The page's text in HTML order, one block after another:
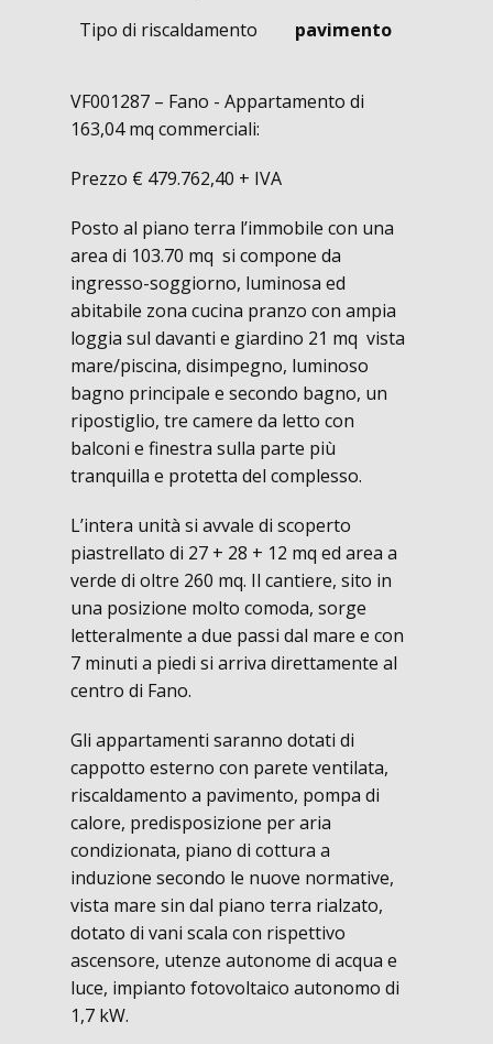
Tipo di riscaldamento
pavimento
VF001287 – Fano - Appartamento di
163,04 mq commerciali:
Prezzo € 479.762,40 + IVA
Posto al piano terra l’immobile con una
area di 103.70 mq si compone da
ingresso-soggiorno, luminosa ed
abitabile zona cucina pranzo con ampia
loggia sul davanti e giardino 21 mq vista
mare/piscina, disimpegno, luminoso
bagno principale e secondo bagno, un
ripostiglio, tre camere da letto con
balconi e finestra sulla parte più
tranquilla e protetta del complesso.
L’intera unità si avvale di scoperto
piastrellato di 27 + 28 + 12 mq ed area a
verde di oltre 260 mq. Il cantiere, sito in
una posizione molto comoda, sorge
letteralmente a due passi dal mare e con
7 minuti a piedi si arriva direttamente al
centro di Fano.
Gli appartamenti saranno dotati di
cappotto esterno con parete ventilata,
riscaldamento a pavimento, pompa di
calore, predisposizione per aria
condizionata, piano di cottura a
induzione secondo le nuove normative,
vista mare sin dal piano terra rialzato,
dotato di vani scala con rispettivo
ascensore, utenze autonome di acqua e
luce, impianto fotovoltaico autonomo di
1,7 kW.